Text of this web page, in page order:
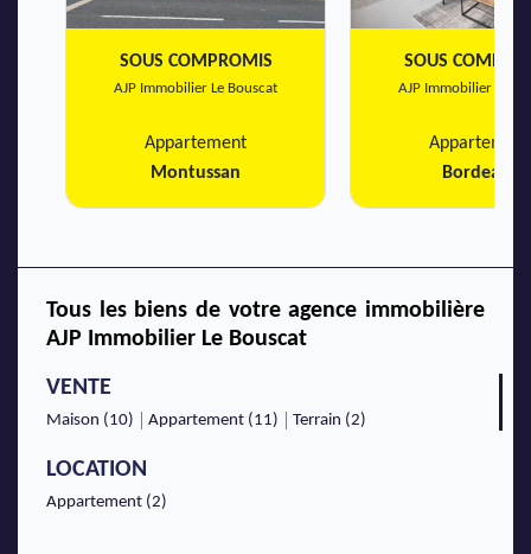
SOUS COMPROMIS
AJP Immobilier Le Bouscat
Appartement
Montussan
SOUS
AJP Immobilier Le
Appartement
Bordeaux
Tous les biens de votre agence immobilière
AJP Immobilier Le Bouscat
VENTE
Maison (10) Appartement (11) Terrain (2)
LOCATION
Appartement (2)